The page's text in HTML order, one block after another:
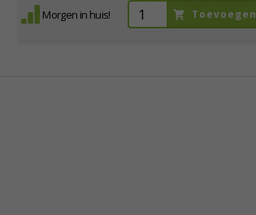
Morgen in huis! Toevoegen